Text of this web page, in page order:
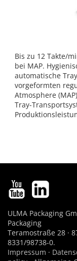
Bis zu 12 Takte/
bei MAP.
automatische
vorgeformten
Atmosphere
Tray-
ULMA Packaging
Packaging
Teramostraße 28 ·
8331/98738-0.
Impressum ·